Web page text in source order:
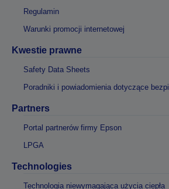
Regulamin
Warunki promocji internetowej
Kwestie prawne
Safety Data Sheets
Poradniki i powiadomienia dotyczące
Partners
Portal partnerów firmy Epson
LPGA
Technologies
Technologia niewymagająca użycia ciepła